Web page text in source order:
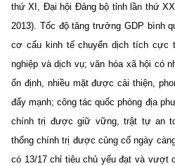
thứ XI, Đại hội Đảng bộ tỉnh lần thứ
2013). Tốc độ tăng trưởng GDP bình
cơ cấu kinh tế chuyển dịch tích cực
nghiệp và dịch vụ; văn hóa xã hội có
ổn định, nhiều mặt được cải thiện,
đẩy mạnh; công tác quốc phòng địa
chính trị được giữ vững, trật tự an
thống chính trị được củng cố ngày
có 13/17 chỉ tiêu chủ yếu đạt và vượt